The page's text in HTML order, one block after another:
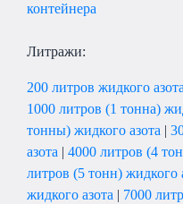
контейнера
Литражи:
200 литров жидкого азота
1000 литров (1 тонна)
тонны) жидкого азота |
азота | 4000 литров (4
литров (5 тонн) жидкого
жидкого азота | 7000